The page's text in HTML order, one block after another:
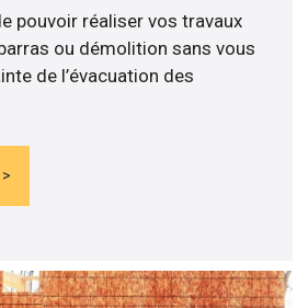
pouvoir réaliser vos travaux
ou démolition sans vous
de l’évacuation des